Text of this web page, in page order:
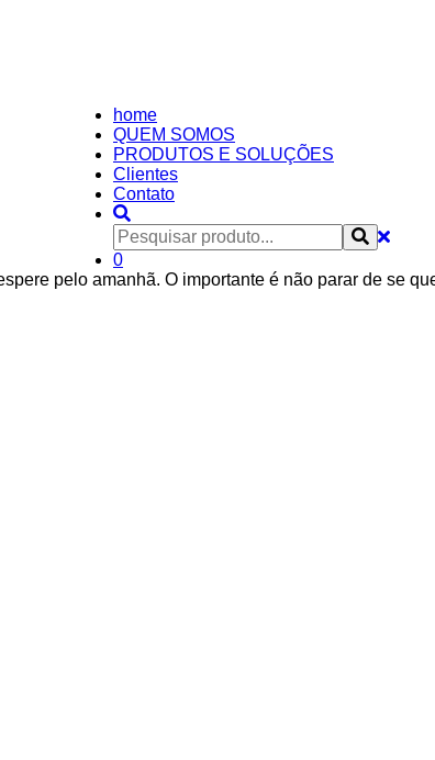
home
QUEM SOMOS
PRODUTOS E SOLUÇÕES
Clientes
Contato
0